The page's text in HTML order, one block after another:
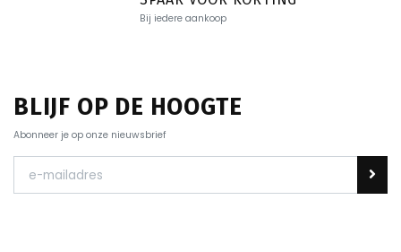
Bij iedere aankoop
BLIJF OP DE HOOGTE
Abonneer je op onze nieuwsbrief